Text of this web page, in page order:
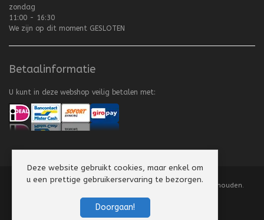
zondag
11:00 - 16:30
We zijn op dit moment GESLOTEN
Betaalinformatie
U kunt in deze webshop veilig betalen met:
Copyright
2008-2026 Texel Vliegerhuis. Alle rechten voorbehouden.
Deze website gebruikt cookies, maar enkel om
u een prettige gebruikerservaring te bezorgen.
Doorgaan!